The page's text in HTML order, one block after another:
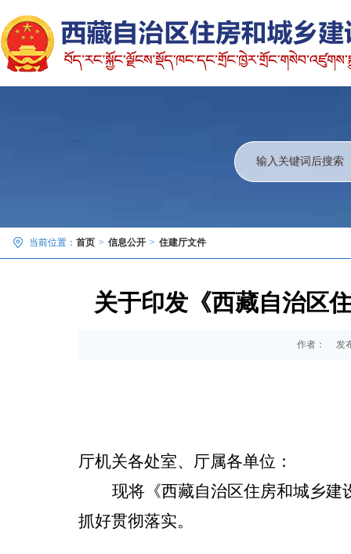
当前位置： 首页 > 信息公开 > 住建厅文件
关于印发《西藏自治区
作者： 发
厅机关各处室、厅属各单位：
现将《西藏自治区住房和城乡建
抓好贯彻落实。